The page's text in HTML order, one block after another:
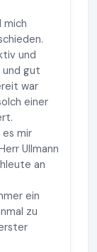
mich
und
und gut
war
einer
mir
Ullmann
an
ein
zu